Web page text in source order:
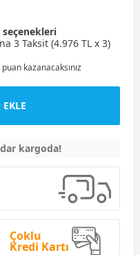
seçenekleri
3 Taksit (4.976 TL x 3)
kazanacaksınız
EKLE
kargoda!
Çoklu
Kredi Kartı